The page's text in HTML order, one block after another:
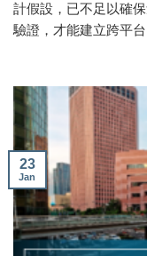
計假設，已不足以確
驗證，才能建立跨平
23
Jan